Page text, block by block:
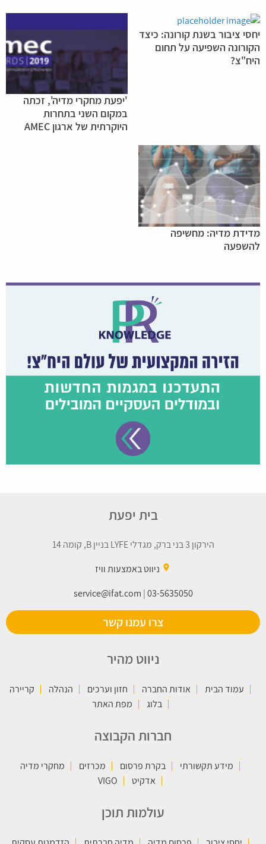
יחסי ציבור בשנת קורונה: כיצד
הקורונה השפיעה על תחום
היח"צ?
'יפעת מחקרי מדיה', זכתה
במקום השני בתחרות
היוקרתית של ארגון AMEC
מדידת מדיה: מחשיפה
להשפעה
בית יפעת
הירקון 3 בני ברק, מגדלי LYFE בניין B, קומה 14
place ניווט באמצעות וויז
service@ifat.com |03-5635050
צרו עמנו קשר
ניווט מהיר
עמוד הבית אודות החברה חזון וערכים הנהלה
קריירה
בלוג
מפת האתר
חברות הקבוצה
מידע תקשורתי בקרת פרסום מכרזים
מחקרי מדיה
אדקיט
VIGO
עולמות תוכן